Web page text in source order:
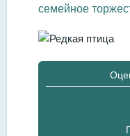
семейное